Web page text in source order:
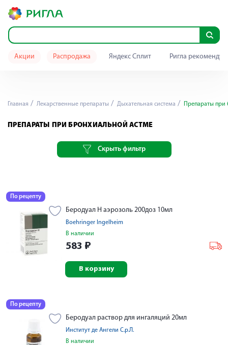
Акции Распродажа Яндекс Сплит Ригла
Главная Лекарственные препараты Дыхательная система Препараты при
ПРЕПАРАТЫ ПРИ БРОНХИАЛЬНОЙ АСТМЕ
Скрыть фильтр
По рецепту
Беродуал Н аэрозоль 200доз 10мл
Boehringer Ingelheim
В наличии
583 ₽
В корзину
По рецепту
Беродуал раствор для ингаляций 20мл
Институт де Ангели С.р.Л.
В наличии